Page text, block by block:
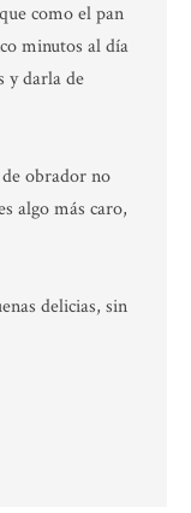
como el pan
minutos al día
y darla de
obrador no
algo más caro,
delicias, sin